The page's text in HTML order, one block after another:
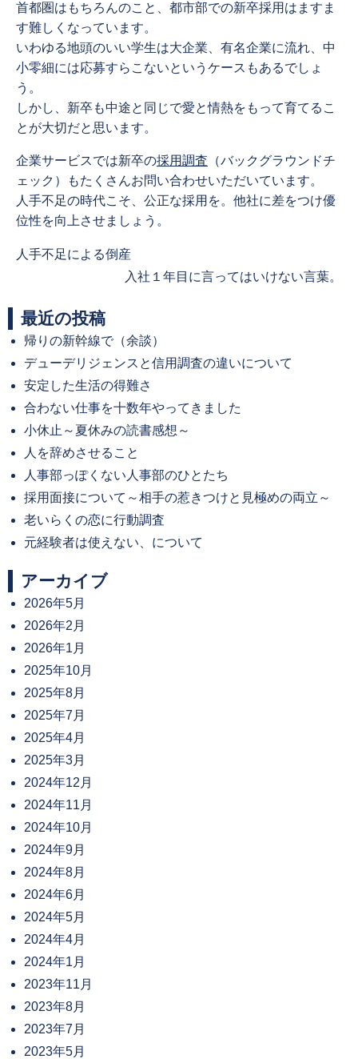
首都圏はもちろんのこと、都市部での新卒採用はますま
す難しくなっています。
いわゆる地頭のいい学生は大企業、有名企業に流れ、中
小零細には応募すらこないというケースもあるでしょ
う。
しかし、新卒も中途と同じで愛と情熱をもって育てるこ
とが大切だと思います。
企業サービスでは新卒の採用調査 （バックグラウンドチ
ェック）もたくさんお問い合わせいただいています。
人手不足の時代こそ、公正な採用を。他社に差をつけ優
位性を向上させましょう。
Previous
人手不足による倒産
Next
入社１年目に言ってはいけない言葉。
最近の投稿
帰りの新幹線で（余談）
デューデリジェンスと信用調査の違いについて
安定した生活の得難さ
合わない仕事を十数年やってきました
小休止～夏休みの読書感想～
人を辞めさせること
人事部っぽくない人事部のひとたち
採用面接について～相手の惹きつけと見極めの両立～
老いらくの恋に行動調査
元経験者は使えない、について
アーカイブ
2026年5月
2026年2月
2026年1月
2025年10月
2025年8月
2025年7月
2025年4月
2025年3月
2024年12月
2024年11月
2024年10月
2024年9月
2024年8月
2024年6月
2024年5月
2024年4月
2024年1月
2023年11月
2023年8月
2023年7月
2023年5月